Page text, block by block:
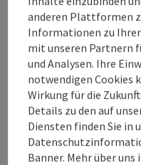
Anreise/Lage
Eignung
Barrierefreiheit
anderen Plattformen
Informationen zu Ihrer
mit unseren Partnern
und Analysen. Ihre
notwendigen Cookies
Wirkung für die
Details zu den auf
Diensten finden Sie in
Banner. Mehr über uns